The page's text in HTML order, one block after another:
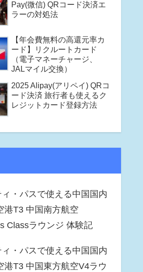
Pay(微信) QRコード決済エ
ラーの対処法
【年会費無料の高還元率カ
ード】リクルートカード
（電子マネーチャージ、
JALマイル交換）
2025 Alipay(アリペイ) QRコ
ード決済 旅行者も使えるク
レジットカード登録方法
・パスで使える中国国内
港T3 中国南方航空
Classラウンジ 体験記
・パスで使える中国国内
港T3 中国東方航空V4ラウ